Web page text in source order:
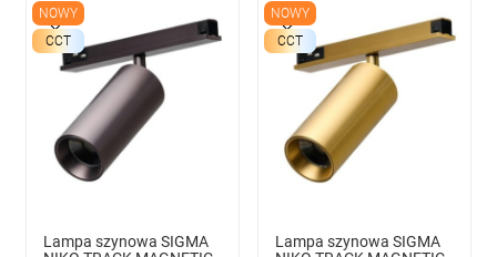
NOWY
CCT
Lampa szynowa SIGMA
NOWY
CCT
Lampa szynowa SIGMA